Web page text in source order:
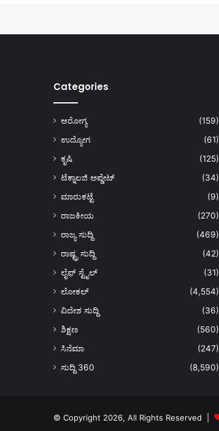
Categories
ಆರೋಗ್ಯ
(159)
ಉದ್ಯೋಗ
(61)
ಕೃಷಿ
(125)
ಟೆಕ್ನಾಲಜಿ ಅಪ್ಡೇಟ್
(34)
ಮಾರುಕಟ್ಟೆ
(9)
ರಾಜಕೀಯ
(270)
ರಾಜ್ಯ ಸುದ್ದಿ
(469)
ರಾಷ್ಟ್ರ ಸುದ್ದಿ
(42)
ಲೈಫ್ ಸ್ಟೈಲ್
(31)
ಲೋಕಲ್
(4,554)
ವಿದೇಶ ಸುದ್ದಿ
(36)
ಶಿಕ್ಷಣ
(560)
ಸಿನೆಮಾ
(247)
ಸುದ್ದಿ 360
(8,590)
© Copyright 2026, All Rights Reserved |